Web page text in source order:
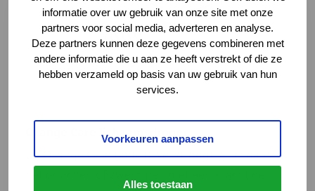
informatie over uw gebruik van onze site met onze
partners voor social media, adverteren en analyse.
Deze partners kunnen deze gegevens combineren met
andere informatie die u aan ze heeft verstrekt of die ze
hebben verzameld op basis van uw gebruik van hun
services.
Voorkeuren aanpassen
Alles toestaan
Orange Care lichaamsdroger
De Orange Care Body Dryer droogt je lichaam na